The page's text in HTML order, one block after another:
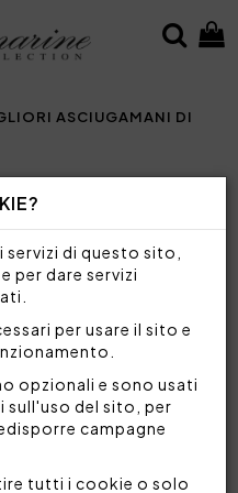
di questo sito,
per dare servizi
per usare il sito e
opzionali e sono usati
sull'uso del sito, per
campagne
tutti i cookie o solo
ASCIUGAMANI DI
UTILI PER
IN SPUGNA PIÙ
E ALLO STILE DEL
sono tra gli accessori
quotidiana,
e per